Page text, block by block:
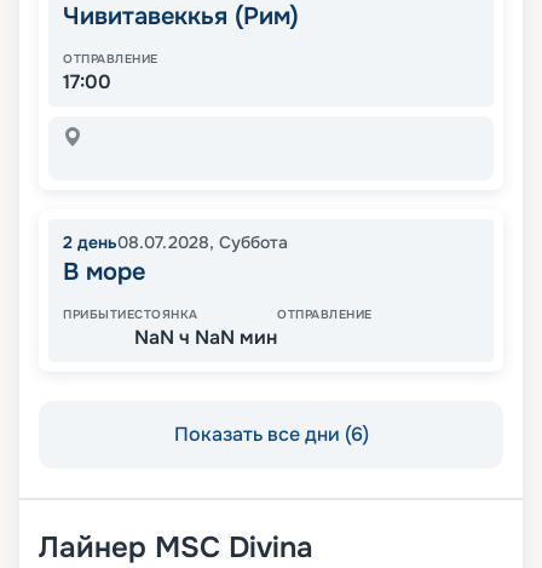
Чивитавеккья (Рим)
ОТПРАВЛЕНИЕ
17:00
2 день08.07.2028, Суббота
В море
ПРИБЫТИЕСТОЯНКА
NaN ч NaN мин
ОТПРАВЛЕНИЕ
Показать все дни (6)
Лайнер MSC Divina